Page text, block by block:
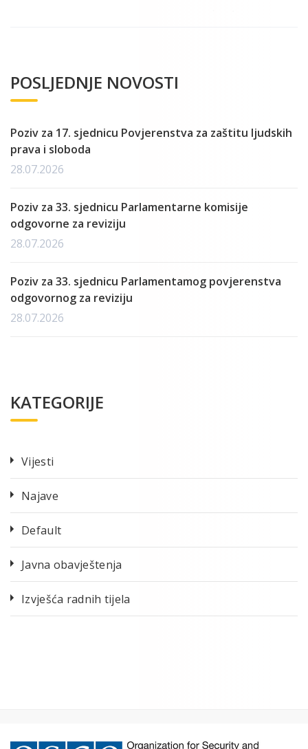
POSLJEDNJE NOVOSTI
Poziv za 17. sjednicu Povjerenstva za zaštitu ljudskih
prava i sloboda
28.07.2026
Poziv za 33. sjednicu Parlamentarne komisije
odgovorne za reviziju
28.07.2026
Poziv za 33. sjednicu Parlamentamog povjerenstva
odgovornog za reviziju
28.07.2026
KATEGORIJE
Vijesti
Najave
Default
Javna obavještenja
Izvješća radnih tijela